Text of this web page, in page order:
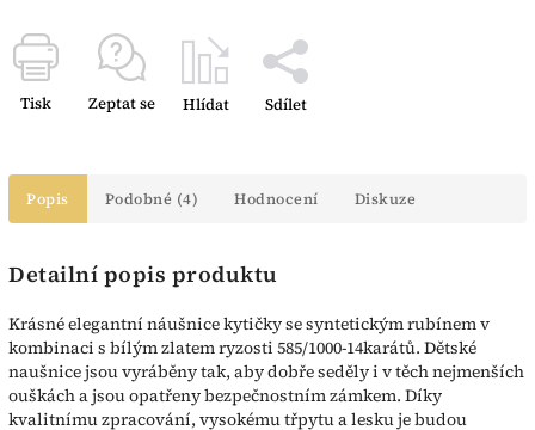
Tisk Zeptat se Hlídat Sdílet
Popis Podobné (4) Hodnocení Diskuze
Detailní popis produktu
Krásné elegantní náušnice kytičky se syntetickým rubínem v
kombinaci s bílým zlatem ryzosti 585/1000-14karátů. Dětské
naušnice jsou vyráběny tak, aby dobře seděly i v těch nejmenších
ouškách a jsou opatřeny bezpečnostním zámkem. Díky
kvalitnímu zpracování, vysokému třpytu a lesku je budou